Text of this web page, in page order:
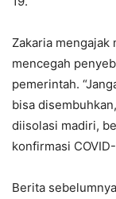
Zakaria mengajak
mencegah
pemerintah.
bisa
diisolasi madiri,
konfirmasi
Berita